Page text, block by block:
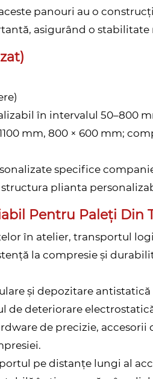
panouri au o
asigurând o
în intervalul 50–800
mm, 800 × 600 mm;
specifice
plianta
Pentru Paleți Din
în atelier, transportul
la compresie și
și depozitare
de deteriorare
de precizie, accesorii
pe distanțe lungi al